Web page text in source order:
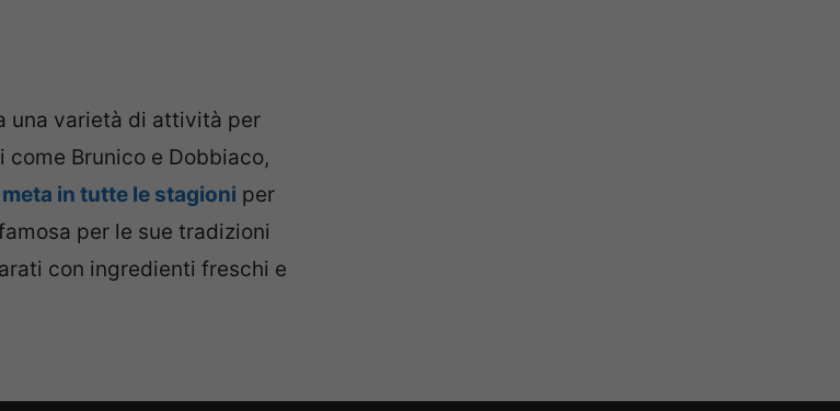
una varietà di attività per
Brunico e Dobbiaco,
meta in tutte le stagioni per
per le sue tradizioni
con ingredienti freschi e